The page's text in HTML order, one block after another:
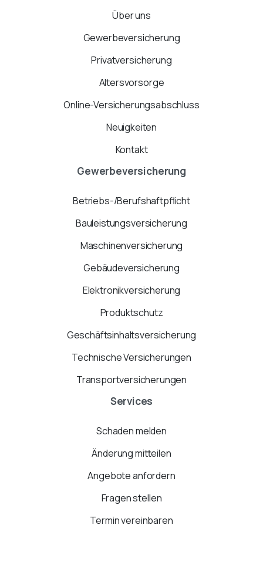
Über uns
Gewerbeversicherung
Privatversicherung
Altersvorsorge
Online-Versicherungsabschluss
Neuigkeiten
Kontakt
Gewerbeversicherung
Betriebs-/Berufshaftpflicht
Bauleistungsversicherung
Maschinenversicherung
Gebäudeversicherung
Elektronikversicherung
Produktschutz
Geschäftsinhaltsversicherung
Technische Versicherungen
Transportversicherungen
Services
Schaden melden
Änderung mitteilen
Angebote anfordern
Fragen stellen
Termin vereinbaren